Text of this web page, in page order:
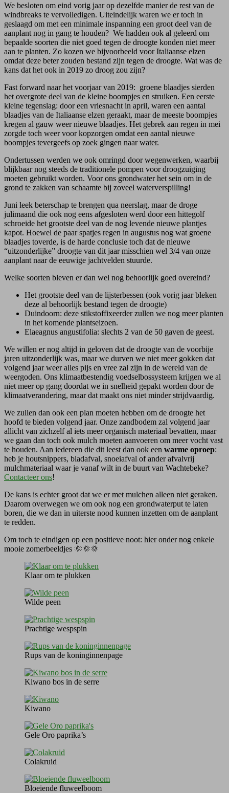
We besloten om eind vorig jaar op dezelfde manier de rest van de
windbreaks te vervolledigen. Uiteindelijk waren we er toch in
geslaagd om met een minimale inspanning een groot deel van de
aanplant nog in gang te houden? We hadden ook al geleerd om
bepaalde soorten die niet goed tegen de droogte konden niet meer
aan te planten. Zo kozen we bijvoorbeeld voor Italiaanse elzen
omdat deze beter zouden bestand zijn tegen de droogte. Wat was de
kans dat het ook in 2019 zo droog zou zijn?
Fast forward naar het voorjaar van 2019: groene blaadjes sierden
het overgrote deel van de kleine boompjes en struiken. Een eerste
kleine tegenslag: door een vriesnacht in april, waren een aantal
blaadjes van de Italiaanse elzen geraakt, maar de meeste boompjes
kregen al gauw weer nieuwe blaadjes. Het gebrek aan regen in mei
zorgde toch weer voor kopzorgen omdat een aantal nieuwe
boompjes tevergeefs op zoek gingen naar water.
Ondertussen werden we ook omringd door wegenwerken, waarbij
blijkbaar nog steeds de traditionele pompen voor droogzuiging
moeten gebruikt worden. Voor ons grondwater het sein om in de
grond te zakken van schaamte bij zoveel waterverspilling!
Juni leek beterschap te brengen qua neerslag, maar de droge
julimaand die ook nog eens afgesloten werd door een hittegolf
schroeide het grootste deel van de nog levende nieuwe plantjes
kapot. Hoewel de paar spatjes regen in augustus nog wat groene
blaadjes toverde, is de harde conclusie toch dat de nieuwe
“uitzonderlijke” droogte van dit jaar misschien wel 3/4 van onze
aanplant naar de eeuwige jachtvelden stuurde.
Welke soorten bleven er dan wel nog behoorlijk goed overeind?
Het grootste deel van de lijsterbessen (ook vorig jaar bleken
deze al behoorlijk bestand tegen de droogte)
Duindoorn: deze stikstoffixeerder zullen we nog meer planten
in het komende plantseizoen.
Elaeagnus angustifolia: slechts 2 van de 50 gaven de geest.
We willen er nog altijd in geloven dat de droogte van de voorbije
jaren uitzonderlijk was, maar we durven we niet meer gokken dat
volgend jaar weer alles pijs en vree zal zijn in de wereld van de
weergoden. Ons klimaatbestendig voedselbossysteem krijgen we al
niet meer op gang doordat we in snelheid gepakt worden door de
klimaatverandering, maar dat maakt ons niet minder strijdvaardig.
We zullen dan ook een plan moeten hebben om de droogte het
hoofd te bieden volgend jaar. Onze zandbodem zal volgend jaar
allicht van zichzelf al iets meer organisch materiaal bevatten, maar
we gaan dan toch ook mulch moeten aanvoeren om meer vocht vast
te houden. Aan iedereen die dit leest dan ook een warme oproep:
heb je houtsnippers, bladafval, snoeiafval of ander afvalvrij
mulchmateriaal waar je vanaf wilt in de buurt van Wachtebeke?
Contacteer ons!
De kans is echter groot dat we er met mulchen alleen niet geraken.
Daarom overwegen we om ook nog een grondwaterput te laten
boren, die we dan in uiterste nood kunnen inzetten om de aanplant
te redden.
Om toch te eindigen op een positieve noot: hier onder nog enkele
mooie zomerbeeldjes 🌞🌞🌞
Klaar om te plukken
Wilde peen
Prachtige wespspin
Rups van de koninginnenpage
Kiwano bos in de serre
Kiwano
Gele Oro paprika’s
Colakruid
Bloeiende fluweelboom